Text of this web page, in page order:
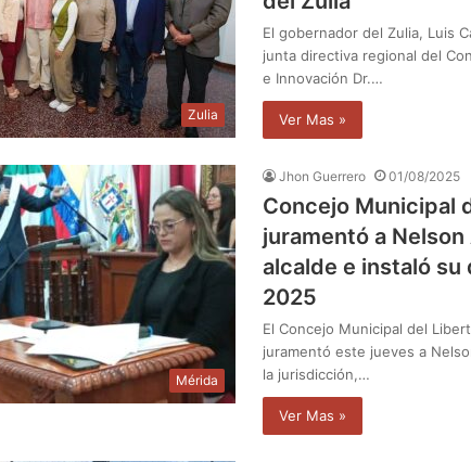
Zulia
El gobernador del Zulia, Luis
junta directiva regional del
e Innovación Dr.…
Ver Mas »
Mérida
Jhon Guerrero 01/08/2025
Concejo Municipal
juramentó a
alcalde e instaló
2025
El Concejo Municipal del
juramentó este jueves a
la jurisdicción,…
Ver Mas »